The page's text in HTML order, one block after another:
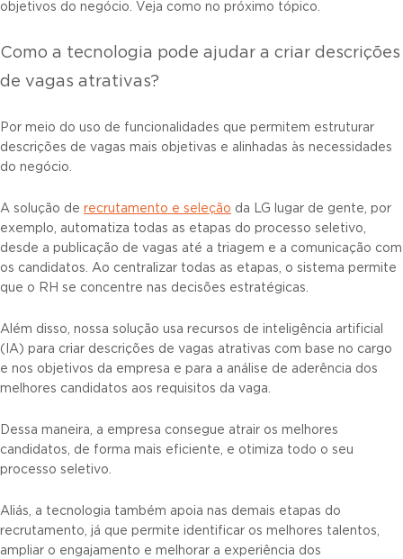
objetivos do negócio. Veja como no próximo tópico.
Como a tecnologia pode ajudar a criar descrições
de vagas atrativas?
Por meio do uso de funcionalidades que permitem estruturar
descrições de vagas mais objetivas e alinhadas às necessidades
do negócio.
A solução de recrutamento e seleção da LG lugar de gente, por
exemplo, automatiza todas as etapas do processo seletivo,
desde a publicação de vagas até a triagem e a comunicação com
os candidatos. Ao centralizar todas as etapas, o sistema permite
que o RH se concentre nas decisões estratégicas.
Além disso, nossa solução usa recursos de inteligência artificial
(IA) para criar descrições de vagas atrativas com base no cargo
e nos objetivos da empresa e para a análise de aderência dos
melhores candidatos aos requisitos da vaga.
Dessa maneira, a empresa consegue atrair os melhores
candidatos, de forma mais eficiente, e otimiza todo o seu
processo seletivo.
Aliás, a tecnologia também apoia nas demais etapas do
recrutamento, já que permite identificar os melhores talentos,
ampliar o engajamento e melhorar a experiência dos